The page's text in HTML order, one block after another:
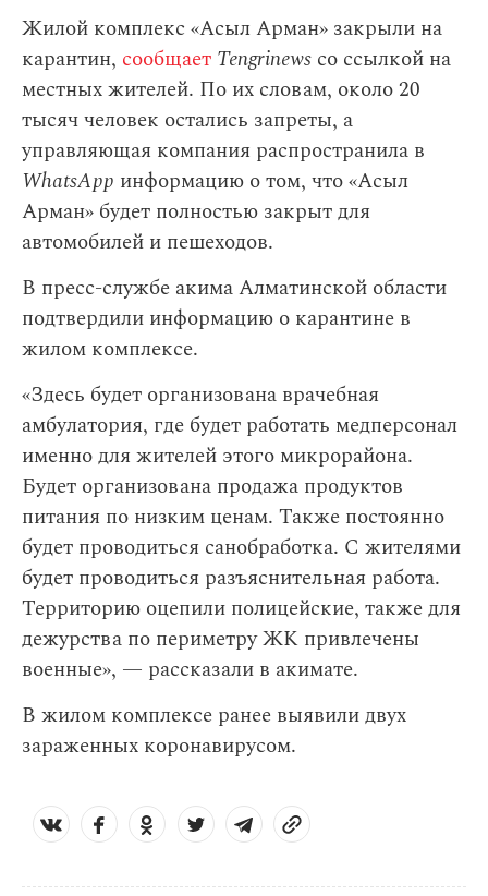
Жилой комплекс «Асыл Арман» закрыли на
карантин, сообщает Tengrinews со ссылкой на
местных жителей. По их словам, около 20
тысяч человек остались запреты, а
управляющая компания распространила в
WhatsApp информацию о том, что «Асыл
Арман» будет полностью закрыт для
автомобилей и пешеходов.
В пресс-службе акима Алматинской области
подтвердили информацию о карантине в
жилом комплексе.
«Здесь будет организована врачебная
амбулатория, где будет работать медперсонал
именно для жителей этого микрорайона.
Будет организована продажа продуктов
питания по низким ценам. Также постоянно
будет проводиться санобработка. С жителями
будет проводиться разъяснительная работа.
Территорию оцепили полицейские, также для
дежурства по периметру ЖК привлечены
военные», — рассказали в акимате.
В жилом комплексе ранее выявили двух
зараженных коронавирусом.